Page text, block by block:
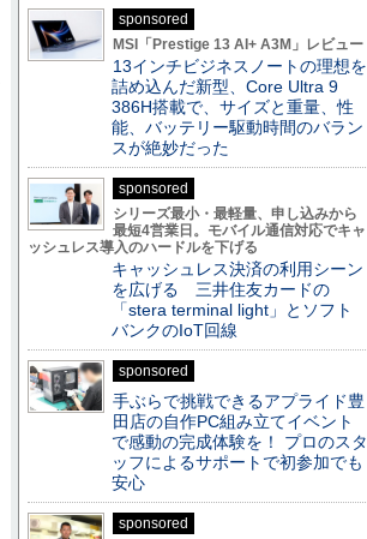
sponsored
MSI「Prestige 13 AI+ A3M」レビュー
13インチビジネスノートの理想を
詰め込んだ新型、Core Ultra 9
386H搭載で、サイズと重量、性
能、バッテリー駆動時間のバラン
スが絶妙だった
sponsored
シリーズ最小・最軽量、申し込みから
最短4営業日。モバイル通信対応でキャ
ッシュレス導入のハードルを下げる
キャッシュレス決済の利用シーン
を広げる 三井住友カードの
「stera terminal light」とソフト
バンクのIoT回線
sponsored
手ぶらで挑戦できるアプライド豊
田店の自作PC組み立てイベント
で感動の完成体験を！ プロのスタ
ッフによるサポートで初参加でも
安心
sponsored